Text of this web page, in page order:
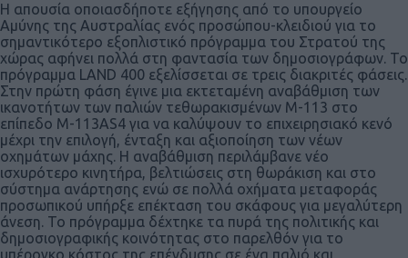
Η απουσία οποιασδήποτε εξήγησης από το υπουργείο
Αμύνης της Αυστραλίας ενός προσώπου-κλειδιού για το
σημαντικότερο εξοπλιστικό πρόγραμμα του Στρατού της
χώρας αφήνει πολλά στη φαντασία των δημοσιογράφων. Το
πρόγραμμα LAND 400 εξελίσσεται σε τρεις διακριτές φάσεις.
Στην πρώτη φάση έγινε μια εκτεταμένη αναβάθμιση των
ικανοτήτων των παλιών τεθωρακισμένων Μ-113 στο
επίπεδο Μ-113AS4 για να καλύψουν το επιχειρησιακό κενό
μέχρι την επιλογή, ένταξη και αξιοποίηση των νέων
οχημάτων μάχης. Η αναβάθμιση περιλάμβανε νέο
ισχυρότερο κινητήρα, βελτιώσεις στη θωράκιση και στο
σύστημα ανάρτησης ενώ σε πολλά οχήματα μεταφοράς
προσωπικού υπήρξε επέκταση του σκάφους για μεγαλύτερη
άνεση. Το πρόγραμμα δέχτηκε τα πυρά της πολιτικής και
δημοσιογραφικής κοινότητας στο παρελθόν για το